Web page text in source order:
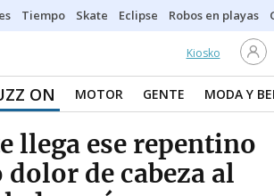
Tiempo Skate Eclipse Robos en playas
Kiosko
ON MOTOR GENTE MODA Y
llega ese repentino
dolor de cabeza al